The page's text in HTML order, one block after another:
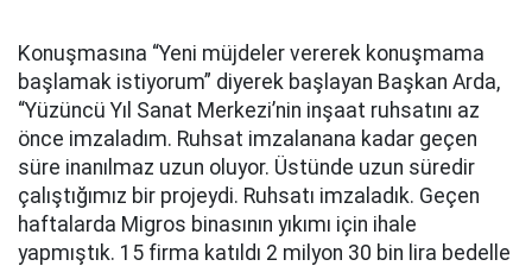
Konuşmasına “Yeni müjdeler vererek konuşmama
başlamak istiyorum” diyerek başlayan Başkan Arda,
“Yüzüncü Yıl Sanat Merkezi’nin inşaat ruhsatını az
önce imzaladım. Ruhsat imzalanana kadar geçen
süre inanılmaz uzun oluyor. Üstünde uzun süredir
çalıştığımız bir projeydi. Ruhsatı imzaladık. Geçen
haftalarda Migros binasının yıkımı için ihale
yapmıştık. 15 firma katıldı 2 milyon 30 bin lira bedelle